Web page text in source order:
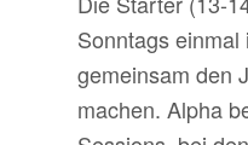
Sonntags einmal
gemeinsam den
machen. Alpha